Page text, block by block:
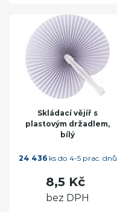
Skládací vějíř s
plastovým držadlem,
bílý
24 436ks do 4-5 prac. dnů
8,5 Kč
bez DPH